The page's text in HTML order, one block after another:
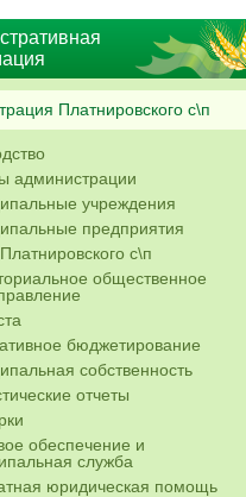
Платнировского с\п
администрации
учреждения
предприятия
с\п
общественное
бюджетирование
собственность
отчеты
обеспечение и
служба
юридическая помощь